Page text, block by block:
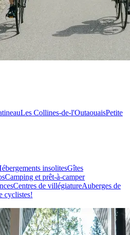
Les Collines-de-l'OutaouaisPetite
insolitesGîtes
Camping et prêt-à-camper
Centres de villégiatureAuberges de
cyclistes!